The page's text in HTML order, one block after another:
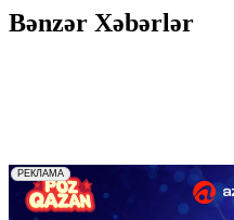
Bənzər Xəbərlər